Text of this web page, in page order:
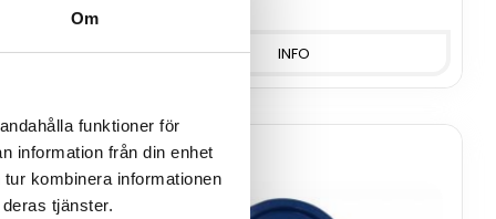
Om
funktioner för
information från din enhet
kombinera informationen
tjänster.
INFO